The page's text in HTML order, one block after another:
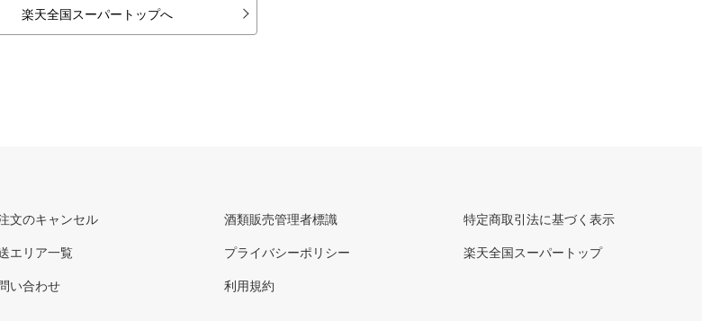
楽天全国スーパートップへ
文のキャンセル
エリア一覧
い合わせ
酒類販売管理者標識
プライバシーポリシー
利用規約
特定商取引法に基づく表示
楽天全国スーパートップ